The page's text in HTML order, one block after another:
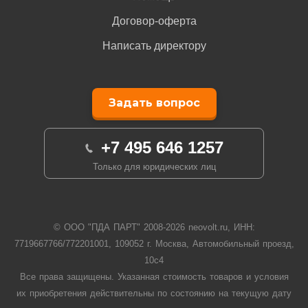
Договор-оферта
Написать директору
Задать вопрос
+7 495 646 1257
Только для юридических лиц
© ООО "ПДА ПАРТ" 2008-2026neovolt.ru, ИНН:
7719667766/772201001, 109052 г. Москва, Автомобильный проезд,
10с4
Все права защищены. Указанная стоимость товаров и условия
их приобретения действительны по состоянию на текущую дату